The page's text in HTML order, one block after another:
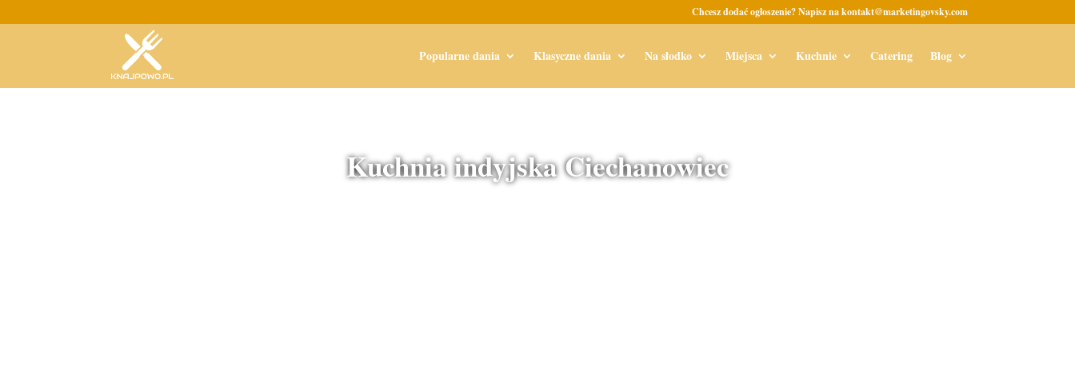
Chcesz dodać ogłoszenie? Napisz na kontakt@marketingovsky.com
Popularne dania Klasyczne dania Na słodko Miejsca Kuchnie Catering Blog
Kuchnia indyjska Ciechanowiec